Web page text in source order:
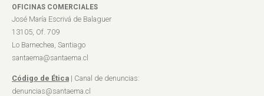
OFICINAS COMERCIALES
José María Escrivá de Balaguer
13105, Of. 709
Lo Barnechea, Santiago
santaema@santaema.cl
Código de Ética | Canal de denuncias:
denuncias@santaema.cl